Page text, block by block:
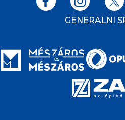
GENERALNI